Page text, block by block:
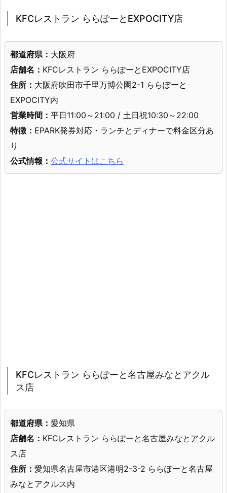
KFCレストラン ららぽーとEXPOCITY店
都道府県： 大阪府
店舗名： KFCレストラン ららぽーとEXPOCITY店
住所： 大阪府吹田市千里万博公園2-1 ららぽーと
EXPOCITY内
営業時間： 平日11:00～21:00 / 土日祝10:30～22:00
特徴： EPARK発券対応・ランチとディナーで料金区分あ
り
公式情報： 公式サイトはこちら
KFCレストラン ららぽーと名古屋みなとアクル
ス店
都道府県： 愛知県
店舗名： KFCレストラン ららぽーと名古屋みなとアクル
ス店
住所： 愛知県名古屋市港区港明2-3-2 ららぽーと名古屋
みなとアクルス内